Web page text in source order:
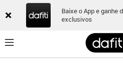
Baixe o App e ganhe
exclusivos